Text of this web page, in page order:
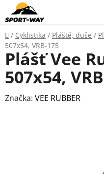
Přejít
na
obsah
Domů
/ Cyklistika / Pláště, duše /
507x54, VRB-175
Plášť Vee
507x54,
Značka: VEE RUBBER